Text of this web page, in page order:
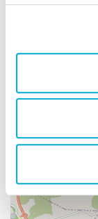
Nei Dintorni
+